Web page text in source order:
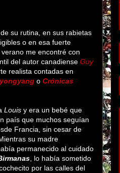
su rutina, en sus rabietas
o en esa fuerte
me encontré con
del autor canadiense Guy
realista contadas en
o Crónicas
Louis y era un bebé que
país que muchos seguían
Francia, sin cesar de
su madre
permanecido al cuidado
, lo había sometido
por las calles del